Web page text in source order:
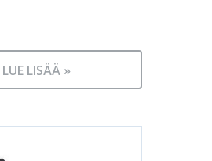
LUE LISÄÄ »